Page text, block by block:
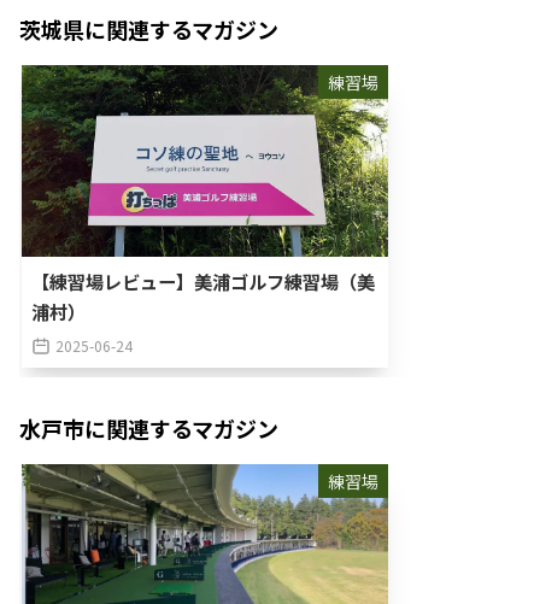
茨城県に関連するマガジン
練習場
【練習場レビュー】美浦ゴルフ練習場（美
浦村）
2025-06-24
水戸市に関連するマガジン
練習場